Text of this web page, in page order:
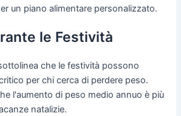
un piano alimentare personalizzato.
le Festività
che le festività possono
per chi cerca di perdere peso.
l'aumento di peso medio annuo è più
natalizie.